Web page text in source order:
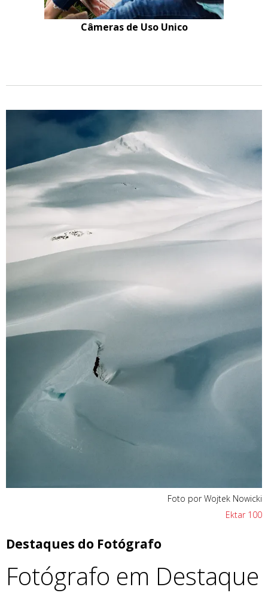
Câmeras de Uso Unico
Foto por Wojtek Nowicki
Ektar 100
Destaques do Fotógrafo
Fotógrafo em Destaque